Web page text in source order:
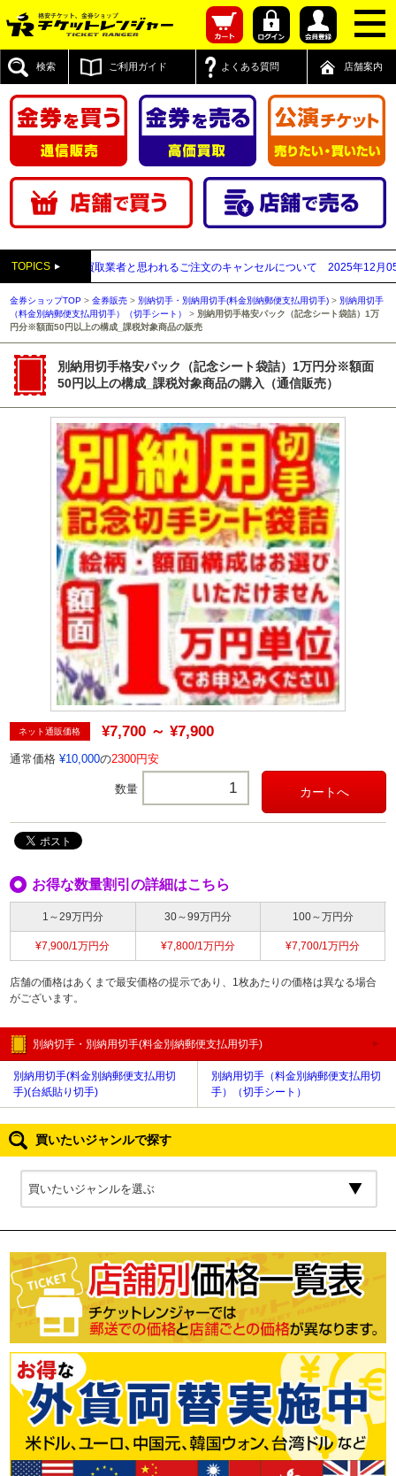
検索 ご利用ガイド よくある質問 店舗案内
TOPICS
が先払い買取業者と思われるご注文のキャンセルについて 2025年12月05日 【
金券ショップTOP >金券販売 > 別納切手・別納用切手(料金別納郵便支払用切手) > 別納用切手
（料金別納郵便支払用切手）（切手シート）
> 別納用切手格安パック（記念シート袋詰）1万
円分※額面50円以上の構成_課税対象商品の販売
別納用切手格安パック（記念シート袋詰）1万円分※額面
50円以上の構成_課税対象商品の購入（通信販売）
ネット通販価格 ¥7,700 ～ ¥7,900
通常価格 ¥10,000の2300円安
数量
お得な数量割引の詳細はこちら
1～29万円分
¥7,900/1万円分
30～99万円分
¥7,800/1万円分
100～万円分
¥7,700/1万円分
店舗の価格はあくまで最安価格の提示であり、1枚あたりの価格は異なる場合
がございます。
別納切手・別納用切手(料金別納郵便支払用切手)
別納用切手(料金別納郵便支払用切
手)(台紙貼り切手)
別納用切手（料金別納郵便支払用切
手）（切手シート）
買いたいジャンルで探す